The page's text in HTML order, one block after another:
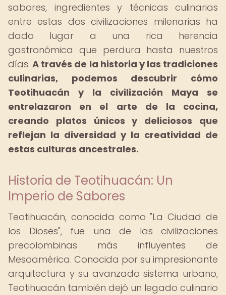
sabores, ingredientes y técnicas culinarias
entre estas dos civilizaciones milenarias ha
dado lugar a una rica herencia
gastronómica que perdura hasta nuestros
días.A través de la historia y las tradiciones
culinarias, podemos descubrir cómo
Teotihuacán y la civilización Maya se
entrelazaron en el arte de la cocina,
creando platos únicos y deliciosos que
reflejan la diversidad y la creatividad de
estas culturas ancestrales.
Historia de Teotihuacán: Un
Imperio de Sabores
Teotihuacán, conocida como "La Ciudad de
los Dioses", fue una de las civilizaciones
precolombinas más influyentes de
Mesoamérica. Conocida por su impresionante
arquitectura y su avanzado sistema urbano,
Teotihuacán también dejó un legado culinario